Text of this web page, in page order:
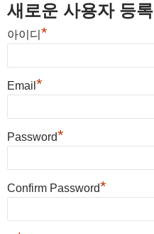
새로운 사용자 등록
아이디 *
Email *
Password*
Confirm Password*